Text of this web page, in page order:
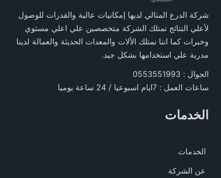
شركة الدرع المثالي لديها إمكانيات عالية والقدرات للوصول
لأعلي النتائج تمتلك الشركة متخصصين علي اعلي مستوي
وخبرات كما اننا نمتلك الألات والمعدات الحديثة والعمالة لدينا
مدربة علي استخدامها بشكل جيد.
الجوال : 0553551993
ساعات العمل : 7ايام اسبوعيا / 24 ساعة يوميا
الخدمات
الخدمات
عن الشركة